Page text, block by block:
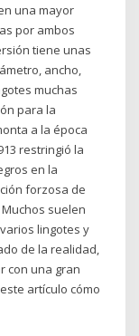
una mayor
por ambos
tiene unas
ancho,
muchas
para la
a la época
restringió la
en la
forzosa de
suelen
lingotes y
de la realidad,
con una gran
artículo cómo